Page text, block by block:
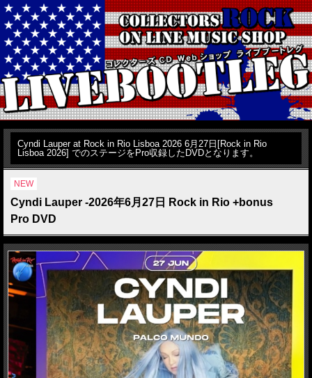
Cyndi Lauper at Rock in Rio Lisboa 2026 6月27日[Rock in Rio
Lisboa 2026] でのステージをPro収録したDVDとなります。
NEW
Cyndi Lauper -2026年6月27日 Rock in Rio +bonus
Pro DVD